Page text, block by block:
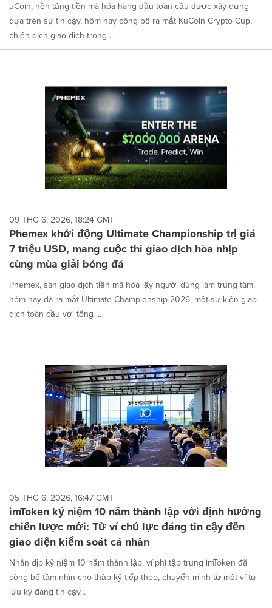
uCoin, nền tảng tiền mã hóa hàng đầu toàn cầu được xây dựng
dựa trên sự tin cậy, hôm nay công bố ra mắt KuCoin Crypto Cup,
chiến dịch giao dịch trong ...
09 THG 6, 2026, 18:24 GMT
Phemex khởi động Ultimate Championship trị giá
7 triệu USD, mang cuộc thi giao dịch hòa nhịp
cùng mùa giải bóng đá
Phemex, sàn giao dịch tiền mã hóa lấy người dùng làm trung tâm,
hôm nay đã ra mắt Ultimate Championship 2026, một sự kiện giao
dịch toàn cầu với tổng ...
05 THG 6, 2026, 16:47 GMT
imToken kỷ niệm 10 năm thành lập với định hướng
chiến lược mới: Từ ví chủ lực đáng tin cậy đến
giao diện kiểm soát cá nhân
Nhân dịp kỷ niệm 10 năm thành lập, ví phi tập trung imToken đã
công bố tầm nhìn cho thập kỷ tiếp theo, chuyển mình từ một ví tự
lưu ký đáng tin cậy...